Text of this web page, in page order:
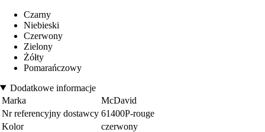
Czarny
Niebieski
Czerwony
Zielony
Żółty
Pomarańczowy
Dodatkowe informacje
Marka
McDavid
Nr referencyjny dostawcy 61400P-rouge
Kolor
czerwony